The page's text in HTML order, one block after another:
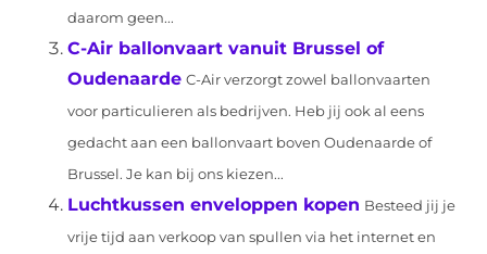
daarom geen...
C-Air ballonvaart vanuit Brussel of
Oudenaarde C-Air verzorgt zowel ballonvaarten
voor particulieren als bedrijven. Heb jij ook al eens
gedacht aan een ballonvaart boven Oudenaarde of
Brussel. Je kan bij ons kiezen...
Luchtkussen enveloppen kopen Besteed jij je
vrije tijd aan verkoop van spullen via het internet en